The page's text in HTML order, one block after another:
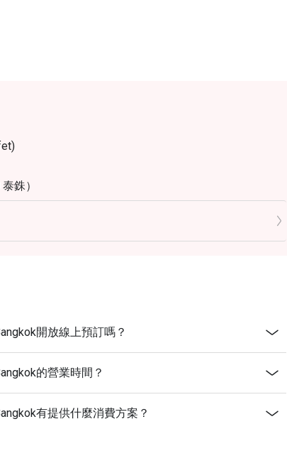
銖）
價 1,460 泰銖）
壽司及生魚片。
醃燻火腿。
鱸魚、冷盤與起司、素食料理及各式甜點、冰淇淋。
及服務費，除非特別註明。
開放線上預訂嗎？
的營業時間？
有提供什麼消費方案？